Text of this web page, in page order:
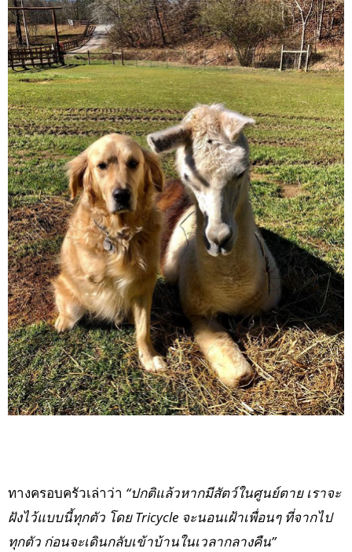
ทางครอบครัวเล่าว่า “ปกติแล้วหากมีสัตว์ในศูนย์ตาย เราจะ
ฝังไว้แบบนี้ทุกตัว โดย Tricycle จะนอนเฝ้าเพื่อนๆ ที่จากไป
ทุกตัว ก่อนจะเดินกลับเข้าบ้านในเวลากลางคืน”